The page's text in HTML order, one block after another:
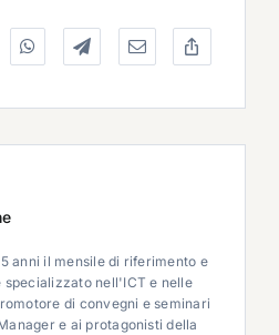
anni il mensile di riferimento e
nell'ICT e nelle
di convegni e seminari
e ai protagonisti della